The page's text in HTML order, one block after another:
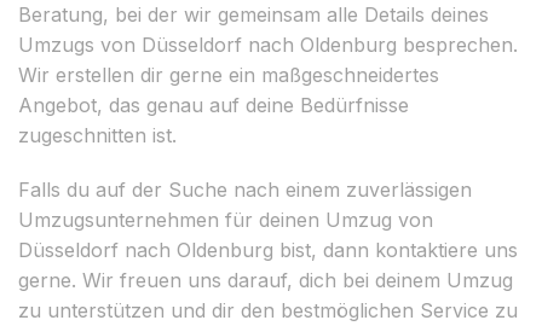
Beratung, bei der wir gemeinsam alle Details deines
Umzugs von Düsseldorf nach Oldenburg besprechen.
Wir erstellen dir gerne ein maßgeschneidertes
Angebot, das genau auf deine Bedürfnisse
zugeschnitten ist.
Falls du auf der Suche nach einem zuverlässigen
Umzugsunternehmen für deinen Umzug von
Düsseldorf nach Oldenburg bist, dann kontaktiere uns
gerne. Wir freuen uns darauf, dich bei deinem Umzug
zu unterstützen und dir den bestmöglichen Service zu